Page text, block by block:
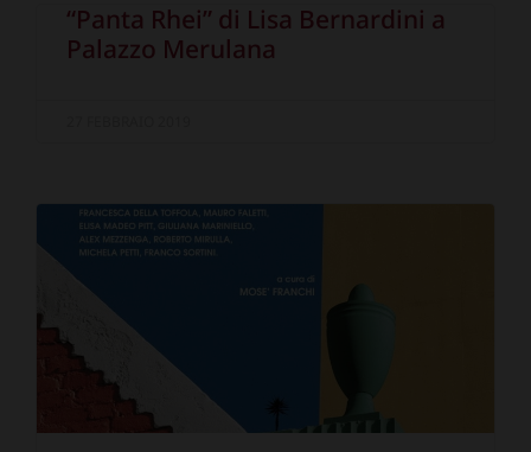
“Panta Rhei” di Lisa Bernardini a
Palazzo Merulana